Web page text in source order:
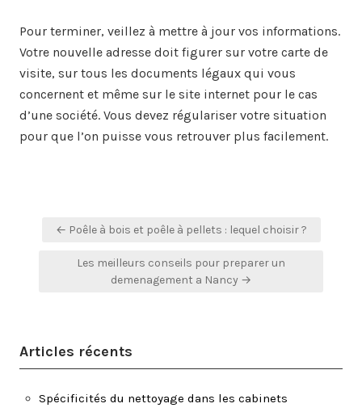
Pour terminer, veillez à mettre à jour vos informations.
Votre nouvelle adresse doit figurer sur votre carte de
visite, sur tous les documents légaux qui vous
concernent et même sur le site internet pour le cas
d’une société. Vous devez régulariser votre situation
pour que l’on puisse vous retrouver plus facilement.
Navigation
l’article
← Poêle à bois et poêle à pellets : lequel choisir ?
Les meilleurs conseils pour preparer un
demenagement a Nancy →
Articles récents
Spécificités du nettoyage dans les cabinets